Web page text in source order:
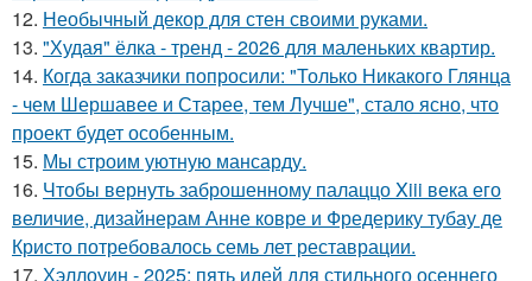
12. Необычный декор для стен своими руками.
13. "Худая" ёлка - тренд - 2026 для маленьких квартир.
14. Когда заказчики попросили: "Только Никакого Глянца
- чем Шершавее и Старее, тем Лучше", стало ясно, что
проект будет особенным.
15. Мы строим уютную мансарду.
16. Чтобы вернуть заброшенному палаццо Xiii века его
величие, дизайнерам Анне ковре и Фредерику тубау де
Кристо потребовалось семь лет реставрации.
17. Хэллоуин - 2025: пять идей для стильного осеннего